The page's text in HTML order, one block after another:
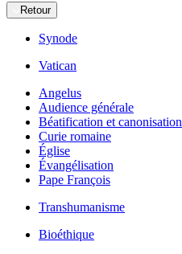
Retour
Synode
Vatican
Angelus
Audience générale
Béatification et canonisation
Curie romaine
Église
Évangélisation
Pape François
Transhumanisme
Bioéthique